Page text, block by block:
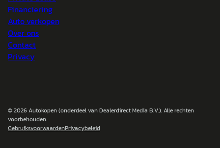
Financiering
Auto verkopen
Over ons
Contact
Privacy
© 2026Autokopen(onderdeel van Dealerdirect Media B.V.). Alle rechten
voorbehouden.
GebruiksvoorwaardenPrivacybeleid